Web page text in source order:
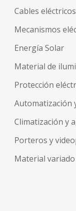
Cables eléctricos
Mecanismos
Energía Solar
Material de
Protección
Automatización
Climatización y
Porteros y
Material variado